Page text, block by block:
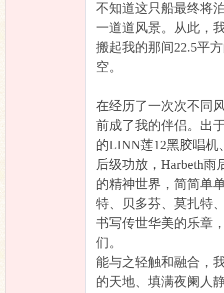
不知道这只船最终将
一道道风景。从此，
搬起我的那间22.5平
空。
在经历了一次次不同
前成了我的伴侣。出
的LINN莲12黑胶唱机
后级功放，Harbeth
的精神世界，简简单
特、贝多芬、莫扎特
书写传世华美的乐章
们。
能与之轻触和融合，
的天地、填满夜阑人